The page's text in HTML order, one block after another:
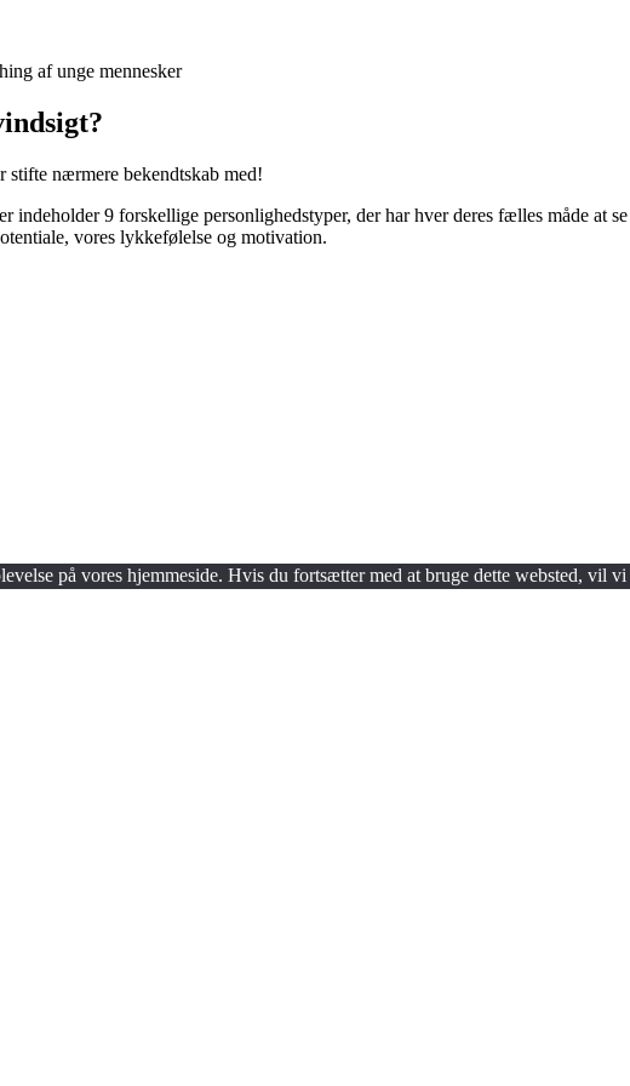
af unge mennesker
stifte nærmere bekendtskab med!
indeholder 9 forskellige personlighedstyper, der har hver deres fælles måde at
vores lykkefølelse og motivation.
på vores hjemmeside. Hvis du fortsætter med at bruge dette websted, vil vi